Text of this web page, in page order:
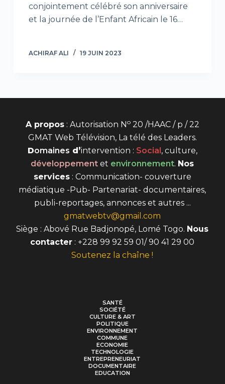
conjointement célébré son anniversaire
et la journée de l’Enfant Africain le 16…
ACHIRAF ALI 19 JUIN 2023
A propos: Autorisation No20 /HAAC / p / 22
GMAT Web Télévision, La télé des Leaders.
Domaines d’intervention : Social, culture,
développement et environnement. Nos
services: Communication- couverture
médiatique -Pub- Partenariat- documentaires,
publi-reportages, annonces et autres ...
gmatwebtv@gmail.com
Siège : Abové Rue Badjonopé, Lomé Togo. Nous
contacter : +228 99 92 59 01/ 90 41 29 00
Soutenez la chaîne !
SANTÉ
SOCIÉTÉ
CULTURE & ART
POLITIQUE
ENVIRONNEMENT
COMMUNE
ECONOMIE
TECHNOLOGIE
ENTREPRENEURIAT
DOCUMENTAIRE
EDUCATION